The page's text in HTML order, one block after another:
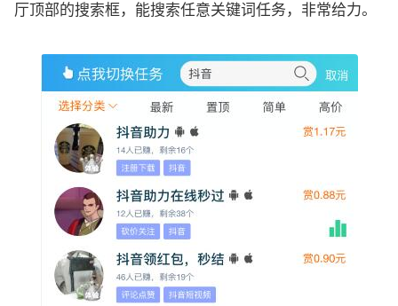
厅顶部的搜索框，能搜索任意关键词任务，非常给力。